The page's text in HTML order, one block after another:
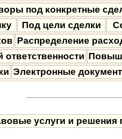
под конкретные
Под цели сделки
Распределение
Электронные
услуги и решения